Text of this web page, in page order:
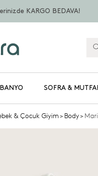
KARGO BEDAVA!
BANYO SOFRA &
& Çocuk Giyim>Body>